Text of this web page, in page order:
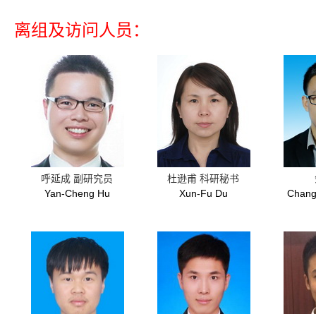
离组及访问人员：
呼延成 副研究员
Yan-Cheng Hu
杜逊甫 科研秘书
Xun-Fu Du